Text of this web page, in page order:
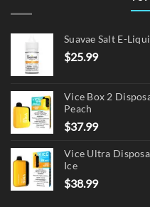
Suavae Salt E-
$25.99
Vice Box 2
Peach
$37.99
Vice Ultra
Ice
$38.99